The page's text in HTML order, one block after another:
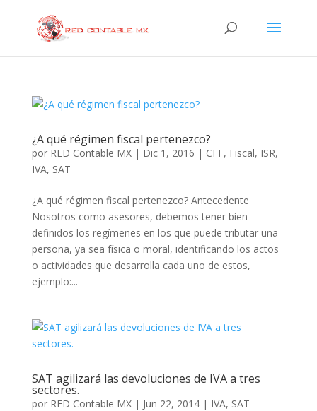
¿A qué régimen fiscal pertenezco?
por RED Contable MX| Dic 1, 2016 | CFF, Fiscal, ISR,
IVA, SAT
¿A qué régimen fiscal pertenezco? Antecedente
Nosotros como asesores, debemos tener bien
definidos los regímenes en los que puede tributar una
persona, ya sea física o moral, identificando los actos
o actividades que desarrolla cada uno de estos,
ejemplo:...
SAT agilizará las devoluciones de IVA a tres
sectores.
por RED Contable MX| Jun 22, 2014| IVA, SAT